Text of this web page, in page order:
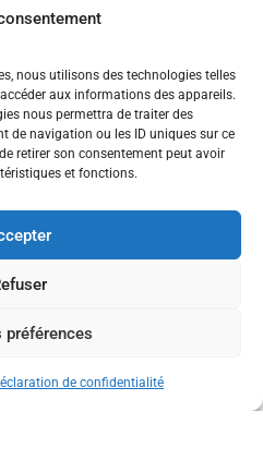
nous utilisons des technologies telles
aux informations des appareils.
nous permettra de traiter des
de navigation ou les ID uniques sur ce
retirer son consentement peut avoir
et fonctions.
préférences
de confidentialité
Dans le cadre des
une série de
des
AU MUSÉE !] Le Musée